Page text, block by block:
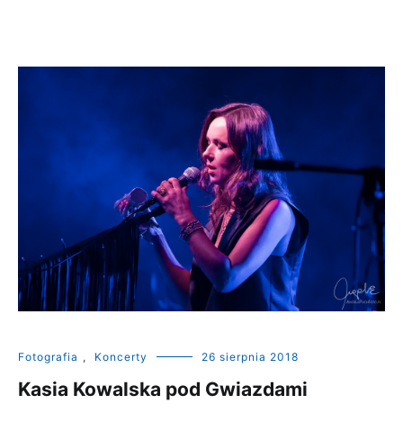
Fotografia , Koncerty 26 sierpnia 2018
Kasia Kowalska pod Gwiazdami